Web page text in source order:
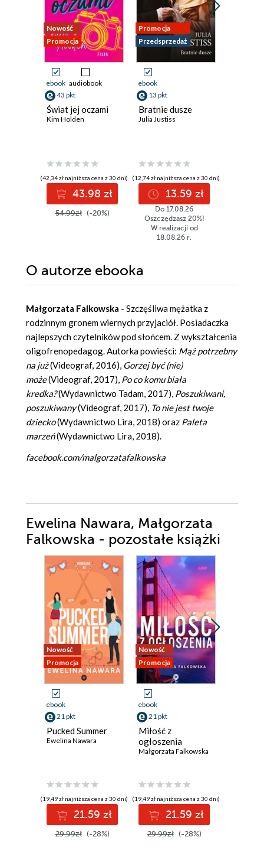
Nowość
Promocja
ebook audiobook
43 pkt
Świat jej oczami
Kim Holden
(42,34 zł najniższa cena z 30 dni)
43.98 zł
54.99zł (-20%)
Promocja
Przedsprzedaż
ebook
13 pkt
Bratnie dusze
Julia Justiss
(12,74 zł najniższa cena z 30 dni)
13.59 zł
Do 17.08.26
Oszczędzasz 20%!
W realizacji od
18.08.26 r.
O autorze ebooka
Małgorzata Falkowska - Szczęśliwa mężatka z
rodzinnym gronem wiernych przyjaciół. Posiadaczka
najlepszych czytelników pod słońcem. Z wykształcenia
oligofrenopedagog. Autorka powieści: Mąż potrzebny
na już(Videograf, 2016), Gorzej być (nie)
może(Videograf, 2017), Po co komu biała
kredka?(Wydawnictwo Tadam, 2017), Poszukiwani,
poszukiwany(Videograf, 2017), To nie jest twoje
dziecko(Wydawnictwo Lira, 2018) oraz Paleta
marzeń(Wydawnictwo Lira, 2018).
facebook.com/malgorzatafalkowska
Ewelina Nawara, Małgorzata
Falkowska - pozostałe książki
Nowość
Promocja
ebook
21 pkt
Pucked Summer
Ewelina Nawara
(19,49 zł najniższa cena z 30 dni)
21.59 zł
29.99zł (-28%)
Nowość
Promocja
ebook
21 pkt
Miłość z
ogłoszenia
Małgorzata Falkowska
(19,49 zł najniższa cena z 30 dni)
21.59 zł
29.99zł (-28%)